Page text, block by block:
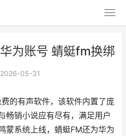
为账号 蜻蜓fm换绑
05-31
的有声软件，该软件内置了庞
畅销小说应有尽有，满足用户
蒙系统上线，蜻蜓FM还为华为